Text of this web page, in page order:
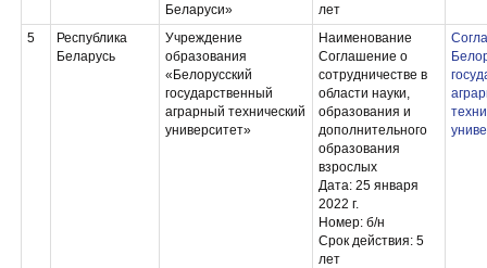
Беларуси»
лет
5
Республика
Беларусь
Учреждение
образования
«Белорусский
государственный
аграрный технический
университет»
Наименование
Соглашение о
сотрудничестве в
области науки,
образования и
дополнительного
образования
взрослых
Дата: 25 января
2022 г.
Номер: б/н
Срок действия: 5
лет